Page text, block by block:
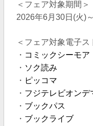
＜フェア対象期間＞
2026年6月30日(火)
＜フェア対象電子ス
・ コミックシーモア
・ ソク読み
・ ピッコマ
・ フジテレビオンデ
・ ブックパス
・ ブックライブ